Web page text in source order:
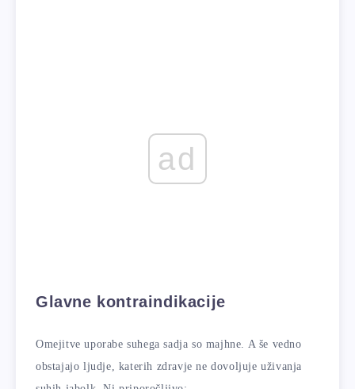
ad
Glavne kontraindikacije
Omejitve uporabe suhega sadja so majhne. A še vedno
obstajajo ljudje, katerih zdravje ne dovoljuje uživanja